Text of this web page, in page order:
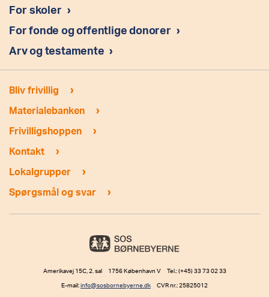
For skoler ›
For fonde og offentlige donorer ›
Arv og testamente ›
Bliv frivillig ›
Materialebanken ›
Frivilligshoppen ›
Kontakt ›
Lokalgrupper ›
Spørgsmål og svar ›
Amerikavej 15C, 2. sal 1756 København V Tel.: (+45) 33 73 02 33
E-mail:info@sosbornebyerne.dk CVR nr.: 25825012